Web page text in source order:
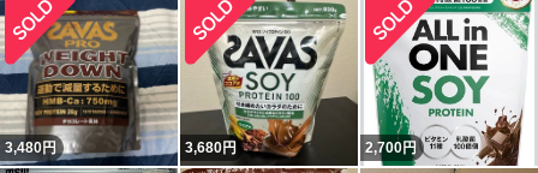
3,480円 3,680円 2,700円